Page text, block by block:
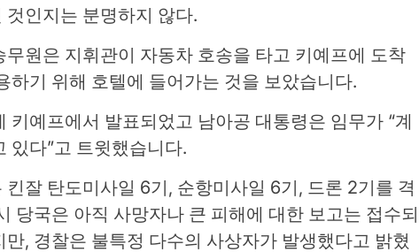
것인지는 분명하지 않다.
무원은 지휘관이 자동차 호송을 타고 키예프에 도착
하기 위해 호텔에 들어가는 것을 보았습니다.
키예프에서 발표되었고 남아공 대통령은 임무가 “계
있다”고 트윗했습니다.
킨잘 탄도미사일 6기, 순항미사일 6기, 드론 2기를 격
당국은 아직 사망자나 큰 피해에 대한 보고는 접수되
, 경찰은 불특정 다수의 사상자가 발생했다고 밝혔